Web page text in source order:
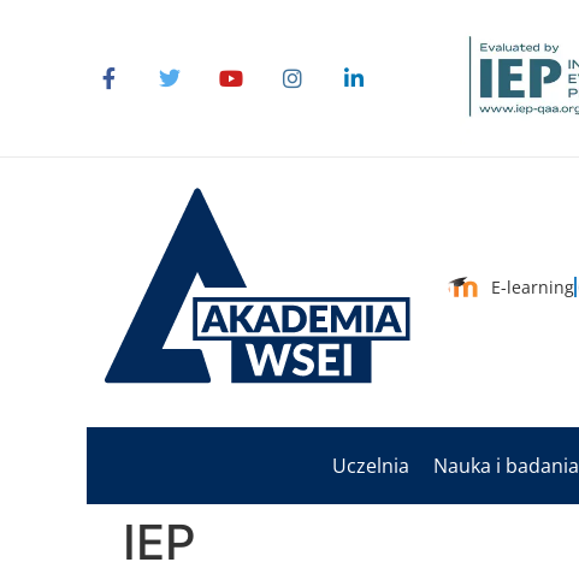
E-learning
Uczelnia Nauka i badania
IEP